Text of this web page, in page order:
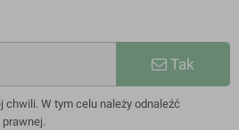
Tak
chwili. W tym celu należy odnaleźć
prawnej.